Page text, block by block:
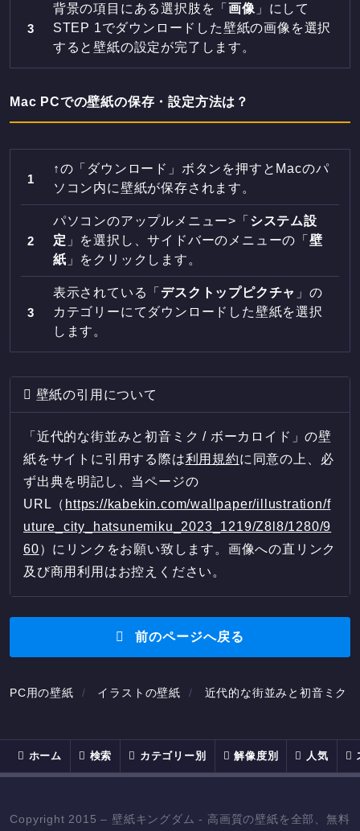
背景の項目にある選択肢を「画像 」にして
STEP 1でダウンロードした壁紙の画像を選択
すると壁紙の設定が完了します。
Mac PCでの壁紙の保存・設定方法は？
↑の「ダウンロード」ボタンを押すとMacのパ
ソコン内に壁紙が保存されます。
パソコンのアップルメニュー>「 システム設
定 」を選択し、サイドバーのメニューの「壁
紙 」をクリックします。
表示されている「 デスクトップピクチャ 」の
カテゴリーにてダウンロードした壁紙を選択
します。
壁紙の引用について
「近代的な街並みと初音ミク / ボーカロイド」の壁
紙をサイトに引用する際は利用規約に同意の上、必
ず出典を明記し、当ページの
URL（ https://kabekin.com/wallpaper/illustration/f
uture_city_hatsunemiku_2023_1219/Z8l8/1280/9
60）にリンクをお願い致します。画像への直リンク
及び商用利用はお控えください。
前のページへ戻る
PC用の壁紙 イラストの壁紙 近代的な街並みと初音ミク /
ホーム 検索 カテゴリー別 解像度別 人気
Copyright 2015 – 壁紙キングダム - 高画質の壁紙を全部、無料